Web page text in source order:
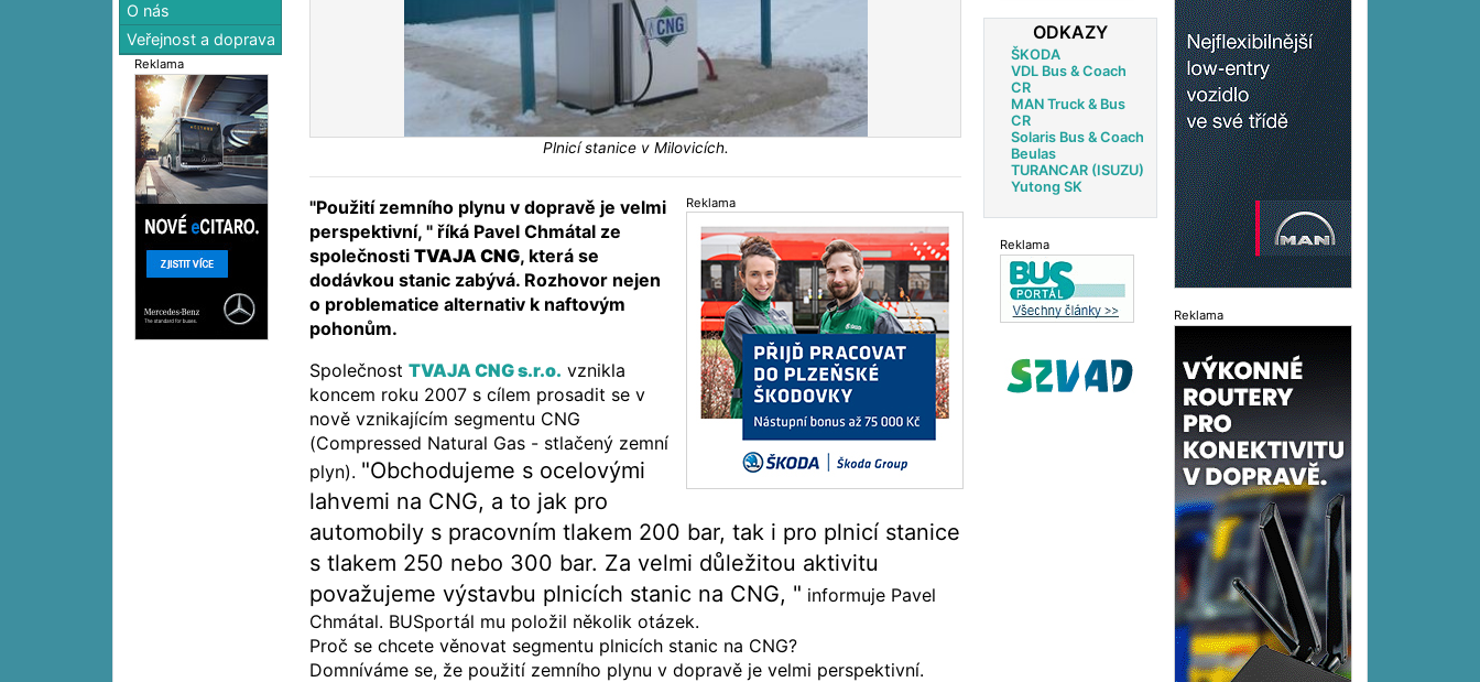
O nás
Veřejnost a doprava
Reklama
Plnicí stanice v Milovicích.
Reklama
"Použití zemního plynu v dopravě je velmi
perspektivní, " říká Pavel Chmátal ze
společnostiTVAJA CNG, která se
dodávkou stanic zabývá. Rozhovor nejen
o problematice alternativ k naftovým
pohonům.
SpolečnostTVAJA CNG s.r.o. vznikla
koncem roku 2007 s cílem prosadit se v
nově vznikajícím segmentu CNG
(Compressed Natural Gas - stlačený zemní
plyn). "Obchodujeme s ocelovými
lahvemi na CNG, a to jak pro
automobily s pracovním tlakem 200 bar, tak i pro plnicí stanice
s tlakem 250 nebo 300 bar. Za velmi důležitou aktivitu
považujeme výstavbu plnicích stanic na CNG, " informuje Pavel
Chmátal. BUSportál mu položil několik otázek.
Proč se chcete věnovat segmentu plnicích stanic na CNG?
Domníváme se, že použití zemního plynu v dopravě je velmi perspektivní.
ODKAZY
ŠKODA
VDL Bus & Coach
CR
MAN Truck & Bus
CR
Solaris Bus & Coach
Beulas
TURANCAR (ISUZU)
Yutong SK
Reklama
Reklama